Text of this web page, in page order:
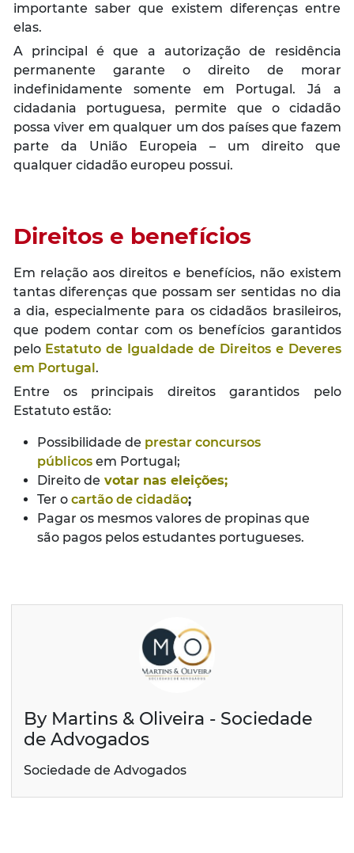
importante saber que existem diferenças entre
elas.
A principal é que a autorização de residência
permanente garante o direito de morar
indefinidamente somente em Portugal. Já a
cidadania portuguesa, permite que o cidadão
possa viver em qualquer um dos países que fazem
parte da União Europeia – um direito que
qualquer cidadão europeu possui.
Direitos e benefícios
Em relação aos direitos e benefícios, não existem
tantas diferenças que possam ser sentidas no dia
a dia, especialmente para os cidadãos brasileiros,
que podem contar com os benefícios garantidos
pelo Estatuto de Igualdade de Direitos e Deveres
em Portugal.
Entre os principais direitos garantidos pelo
Estatuto estão:
Possibilidade de prestar concursos
públicosem Portugal;
Direito de votar nas eleições;
Ter o cartão de cidadão;
Pagar os mesmos valores de propinas que
são pagos pelos estudantes portugueses.
By Martins & Oliveira - Sociedade
de Advogados
Sociedade de Advogados